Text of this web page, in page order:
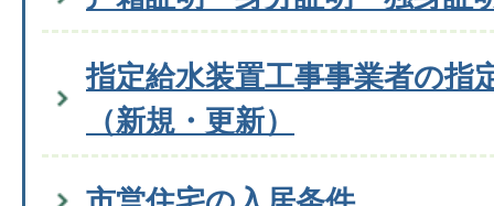
指定給水装置工事事業者の指
（新規・更新）